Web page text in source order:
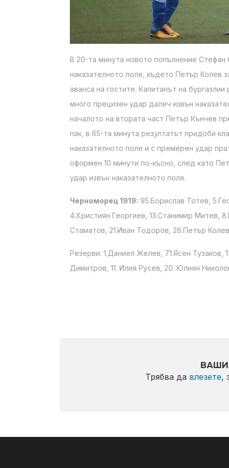
В 20-та минута новото попълнение
наказателното поле, където Петър Колев
аванса на гостите. Капитанът на
много прецизен удар далеч извън
началото на втората част Петър Кънчев
пак, в 65-та минута резултатът придоби
наказателното поле и с премерен удар
оформен 10 минути по-късно, след като
удар извън наказателното поле.
Черноморец 1919: 95.Борислав Тотев,
4.Християн Георгиев, 13.Станимир Митев,
Стаматов, 21.Иван Тодоров, 26.Петър Колев
Резерви: 1.Даниел Желев, 71.Ясен Тузаков,
Димитров, 11. Илия Русев, 20. Юлиян
Трябва да влезете,